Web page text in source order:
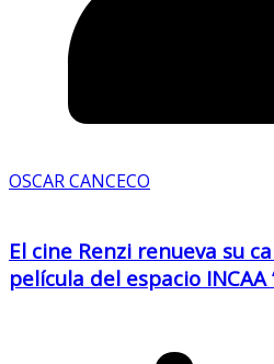
OSCAR CANCECO
El cine Renzi renueva su
película del espacio INCAA